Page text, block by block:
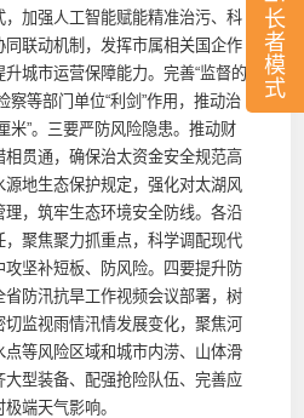
长
者
模
式
加强人工智能赋能精准治污、科
联动机制，发挥市属相关国企作
城市运营保障能力。完善“监督的
察等部门单位“利剑”作用，推动治
米”。三要严防风险隐患。推动财
贯通，确保治太资金安全规范高
地生态保护规定，强化对太湖风
，筑牢生态环境安全防线。各沿
聚焦聚力抓重点，科学调配现代
坚补短板、防风险。四要提升防
防汛抗旱工作视频会议部署，树
监视雨情汛情发展变化，聚焦河
等风险区域和城市内涝、山体滑
型装备、配强抢险队伍、完善应
端天气影响。